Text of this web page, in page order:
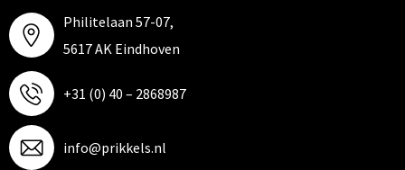
Philitelaan 57-07,
5617 AK Eindhoven
+31 (0) 40 – 2868987
info@prikkels.nl